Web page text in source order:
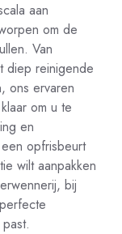
aan
om de
Van
diep reinigende
ons ervaren
om u te
en
opfrisbeurt
wilt aanpakken
bij